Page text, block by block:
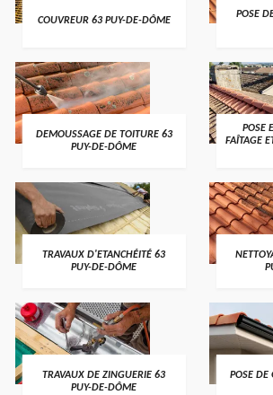
COUVREUR 63 PUY-DE-DÔME
POSE
DEMOUSSAGE DE TOITURE 63
PUY-DE-DÔME
POSE
FAÎTAGE
TRAVAUX D'ETANCHÉITÉ 63
PUY-DE-DÔME
TRAVAUX DE ZINGUERIE 63
PUY-DE-DÔME
POSE DE